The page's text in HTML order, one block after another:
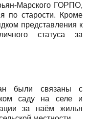
Марского ГОРПО,
по старости. Кроме
представления к
статуса за
были связаны с
саду на селе и
за наём жилья